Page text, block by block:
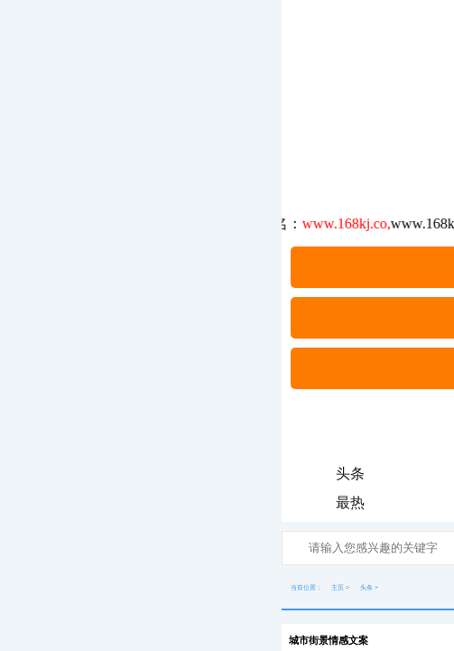
头条
最热
当前位置： 主页 > 头条 >
城市街景情感文案